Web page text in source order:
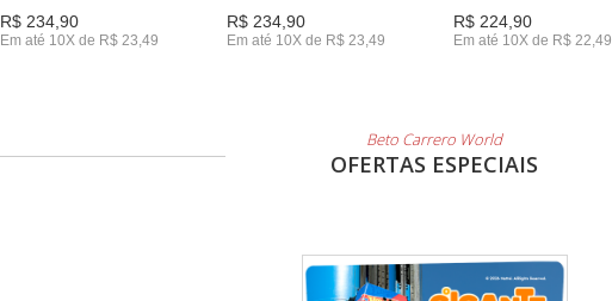
R$ 234,90
Em até 10X de R$ 23,49
R$ 234,90
Em até 10X de R$ 23,49
R$ 224,90
Em até 10X de R$ 22,49
Beto Carrero World
OFERTAS ESPECIAIS